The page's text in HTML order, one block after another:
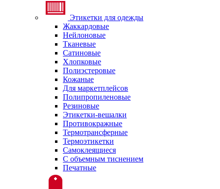
Этикетки для одежды
Жаккардовые
Нейлоновые
Тканевые
Сатиновые
Хлопковые
Полиэстеровые
Кожаные
Для маркетплейсов
Полипропиленовые
Резиновые
Этикетки-вешалки
Противокражные
Термотрансферные
Термоэтикетки
Самоклеящиеся
С объемным тиснением
Печатные